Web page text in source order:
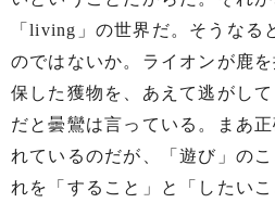
「living」の世界だ。そうなる
のではないか。ライオンが鹿
保した獲物を、あえて逃がし
だと曇鸞は言っている。まあ
れているのだが、「遊び」の
れを「すること」と「したい